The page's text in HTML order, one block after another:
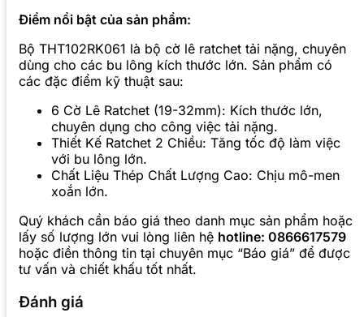
Điểm nổi bật của sản phẩm:
Bộ THT102RK061 là bộ cờ lê ratchet tải nặng, chuyên
dùng cho các bu lông kích thước lớn. Sản phẩm có
các đặc điểm kỹ thuật sau:
6 Cờ Lê Ratchet (19-32mm): Kích thước lớn,
chuyên dụng cho công việc tải nặng.
Thiết Kế Ratchet 2 Chiều: Tăng tốc độ làm việc
với bu lông lớn.
Chất Liệu Thép Chất Lượng Cao: Chịu mô-men
xoắn lớn.
Quý khách cần báo giá theo danh mục sản phẩm hoặc
lấy số lượng lớn vui lòng liên hệ hotline: 0866617579
hoặc điền thông tin tại chuyên mục “Báo giá” để được
tư vấn và chiết khấu tốt nhất.
Đánh giá